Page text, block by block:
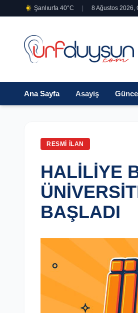
Şanlıurfa 40°C 8 Ağustos 2026,
Ana Sayfa Asayiş
RESMI İLAN
HALİLİYE
BAŞLADI